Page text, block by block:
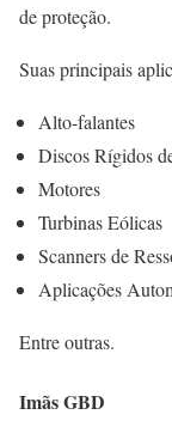
de proteção.
Suas principais
Alto-falantes
Discos Rígidos
Motores
Turbinas Eólicas
Scanners de
Aplicações
Entre outras.
Imãs GBD